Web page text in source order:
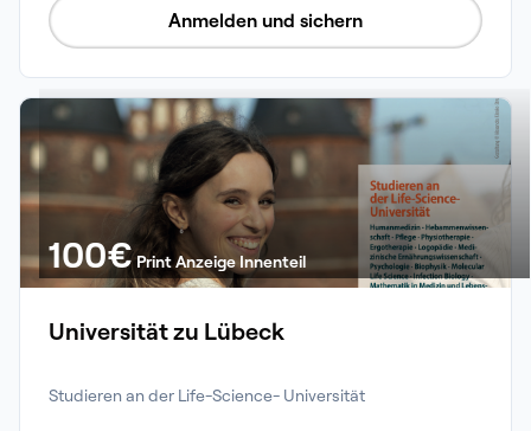
Anmelden und sichern
100€Print Anzeige Innenteil
Universität zu Lübeck
Studieren an der Life-Science- Universität